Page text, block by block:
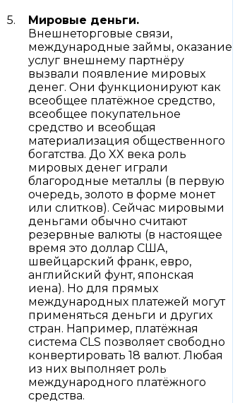
Мировые деньги.
Внешнеторговые связи,
международные займы, оказание
услуг внешнему партнёру
вызвали появление мировых
денег. Они функционируют как
всеобщее платёжное средство,
всеобщее покупательное
средство и всеобщая
материализация общественного
богатства. До XX века роль
мировых денег играли
благородные металлы (в первую
очередь, золото в форме монет
или слитков). Сейчас мировыми
деньгами обычно считают
резервные валюты (в настоящее
время это доллар США,
швейцарский франк, евро,
английский фунт, японская
иена). Но для прямых
международных платежей могут
применяться деньги и других
стран. Например, платёжная
система CLS позволяет свободно
конвертировать 18 валют. Любая
из них выполняет роль
международного платёжного
средства.